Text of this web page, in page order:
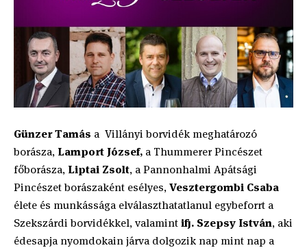
Günzer Tamás a Villányi borvidék meghatározó
borásza, Lamport József, a Thummerer Pincészet
főborásza, Liptai Zsolt, a Pannonhalmi Apátsági
Pincészet borászaként esélyes,Vesztergombi Csaba
élete és munkássága elválaszthatatlanul egybeforrt a
Szekszárdi borvidékkel, valamintifj. Szepsy István, aki
édesapja nyomdokain járva dolgozik nap mint nap a